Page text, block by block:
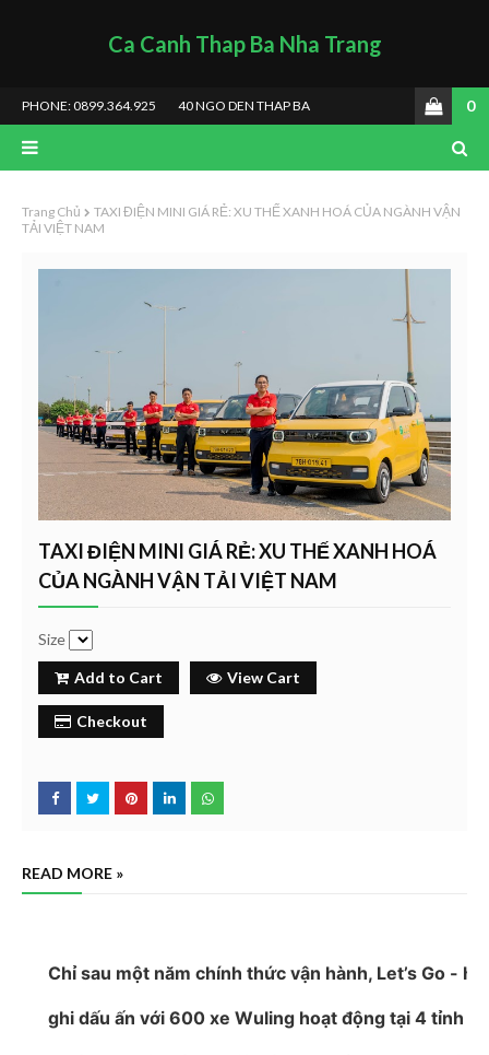
Ca Canh Thap Ba Nha Trang
PHONE: 0899.364.925 40 NGO DEN THAP BA 0
Trang Chủ
TAXI ĐIỆN MINI GIÁ RẺ: XU THẾ XANH HOÁ CỦA NGÀNH VẬN
TẢI VIỆT NAM
TAXI ĐIỆN MINI GIÁ RẺ: XU THẾ XANH HOÁ
CỦA NGÀNH VẬN TẢI VIỆT NAM
Size
Add to Cart View Cart
Checkout
READ MORE »
Chỉ sau một năm chính thức vận hành, Let’s Go -
ghi dấu ấn với 600 xe Wuling hoạt động tại 4 tỉnh